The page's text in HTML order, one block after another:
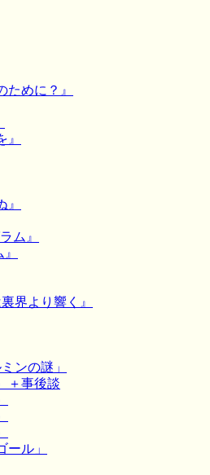
めに？』
ム』
界より響く』
ンの謎」
＋事後談
ル」